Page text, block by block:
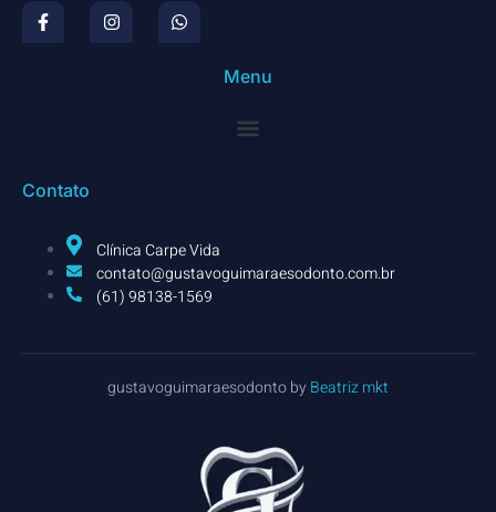
Menu
Contato
Clínica Carpe Vida
contato@gustavoguimaraesodonto.com.br
(61) 98138-1569
gustavoguimaraesodonto by Beatriz mkt